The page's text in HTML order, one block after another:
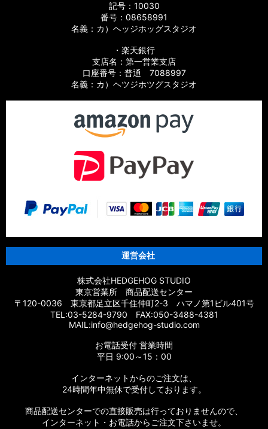
【シマノ】21グラップラー［GRAPPLER］純正パーツリスト
【シマノ】15アルデバラン BFS XG LIMITED［ALDEBARAN］
【シマノ】15アルデバラン［ALDEBARAN］純正パーツリスト
【シマノ】09アルデバラン Mg/Mg7［ALDEBARAN］純正パ
【シマノ】21スコーピオン MD［Scorpion］純正パーツリスト
【シマノ】17スコーピオン DC［Scorpion］純正パーツリスト
【シマノ】17スコーピオン BFS/BFS XG［Scorpion］純正パー
【シマノ】14スコーピオン［Scorpion］純正パーツリスト
【シマノ】16スコーピオン 70［Scorpion］純正パーツリスト
【シマノ】11スコーピオン DC［Scorpion］純正パーツリスト
【シマノ】10スコーピオン XT 1000［Scorpion］純正パーツ
リスト
記号：10030
番号：08658991
名義：カ）ヘッジホッグスタジオ
・楽天銀行
支店名：第一営業支店
口座番号：普通 7088997
名義：カ）ヘツジホツグスタジオ
運営会社
株式会社HEDGEHOG STUDIO
東京営業所 商品配送センター
〒120-0036 東京都足立区千住仲町2-3 ハマノ第1ビル401号
TEL:03-5284-9790 FAX:050-3488-4381
MAIL:info@hedgehog-studio.com
お電話受付 営業時間
平日 9:00～15：00
インターネットからのご注文は、
24時間年中無休で受付しております。
商品配送センターでの直接販売は行っておりませんので、
インターネット・お電話からご注文下さいませ。